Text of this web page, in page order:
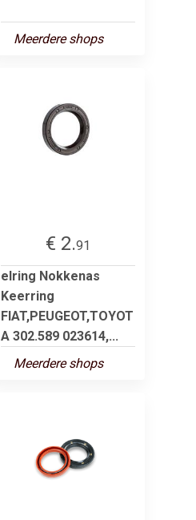
Meerdere shops
€ 2.91
elring Nokkenas
Keerring
FIAT,PEUGEOT,TOYOT
A 302.589 023614,...
Meerdere shops